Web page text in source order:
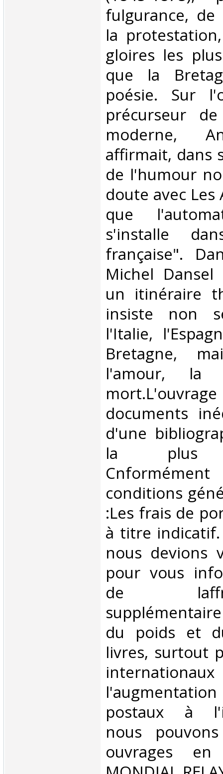
fulgurance,
la
gloires les
que la
poésie. Sur
précurseur
moderne,
affirmait, dans
de l'humour
doute avec
que
s'installe
française".
Michel
un itinéraire
insiste non
l'Italie,
Bretagne,
l'amour,
documents
d'une
la plus
conditions
:Les frais de
à titre
nous devions
pour vous
de
du poids et
livres, surtout
internationaux
postaux à
nous
ouvrages